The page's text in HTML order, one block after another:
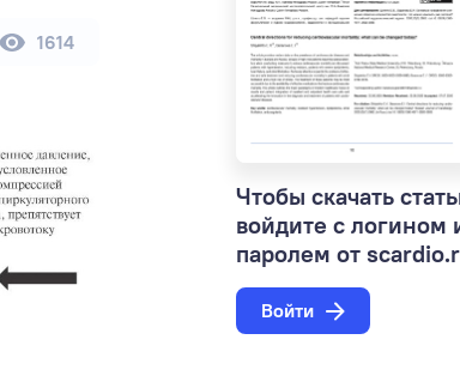
1614
Чтобы скачать
войдите с логином
паролем от
Войти